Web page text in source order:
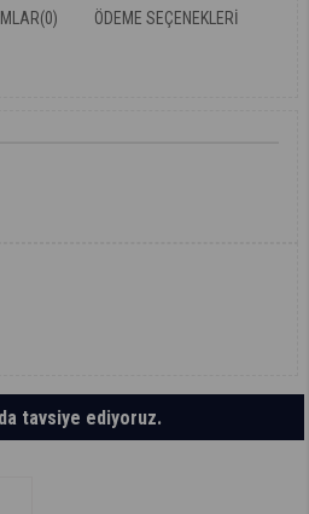
(0) ÖDEME SEÇENEKLERI
da tavsiye ediyoruz.